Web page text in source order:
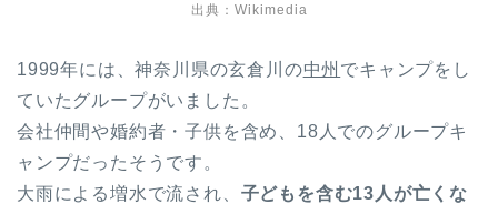
出典： Wikimedia
1999年には、神奈川県の玄倉川の中州 でキャンプをし
ていたグループがいました。
会社仲間や婚約者・子供を含め、18人でのグループキ
ャンプだったそうです。
大雨による増水で流され、 子どもを含む13人が亡くな